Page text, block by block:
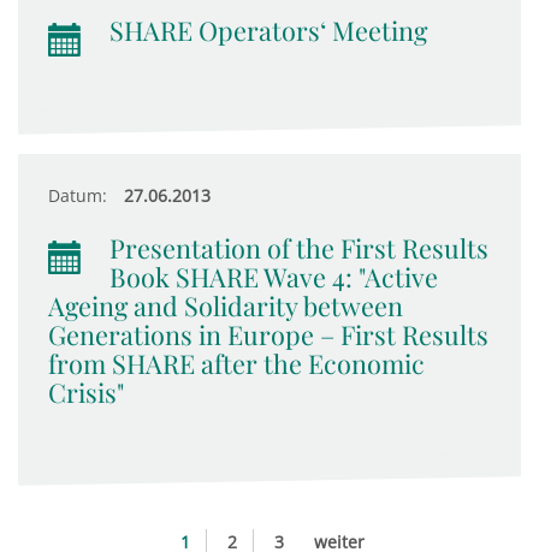
SHARE Operators‘ Meeting
Datum: 27.06.2013
Presentation of the First Results
Book SHARE Wave 4: "Active
Ageing and Solidarity between
Generations in Europe – First Results
from SHARE after the Economic
Crisis"
1 2 3 weiter